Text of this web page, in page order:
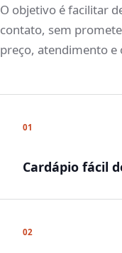
O objetivo é facilitar
contato, sem
preço, atendimento e
01
Cardápio fácil
02